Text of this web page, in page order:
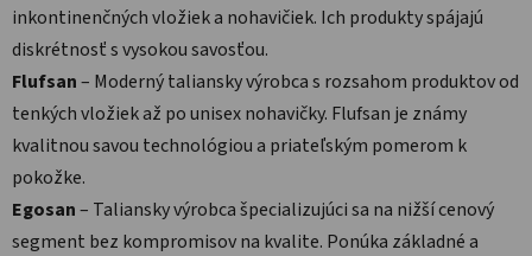
inkontinenčných vložiek a nohavičiek. Ich produkty spájajú
diskrétnosť s vysokou savosťou.
Flufsan– Moderný taliansky výrobca s rozsahom produktov od
tenkých vložiek až po unisex nohavičky. Flufsan je známy
kvalitnou savou technológiou a priateľským pomerom k
pokožke.
Egosan– Taliansky výrobca špecializujúci sa na nižší cenový
segment bez kompromisov na kvalite. Ponúka základné a